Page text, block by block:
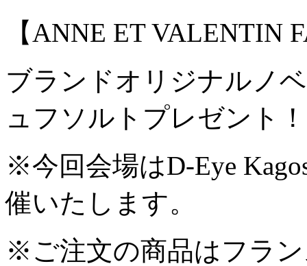
【ANNE ET VALENTIN
ブランドオリジナルノ
ュフソルトプレゼント！
※今回会場はD-Eye
催いたします。
※ご注文の商品はフラ